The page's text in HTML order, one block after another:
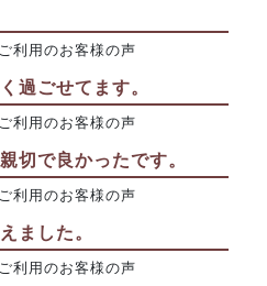
利用のお客様の声
過ごせてます。
利用のお客様の声
切で良かったです。
利用のお客様の声
ました。
利用のお客様の声